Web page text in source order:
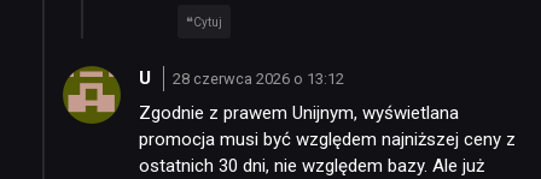
Cytuj
U 28 czerwca 2026 o 13:12
Zgodnie z prawem Unijnym, wyświetlana
promocja musi być względem najniższej ceny z
ostatnich 30 dni, nie względem bazy. Ale już